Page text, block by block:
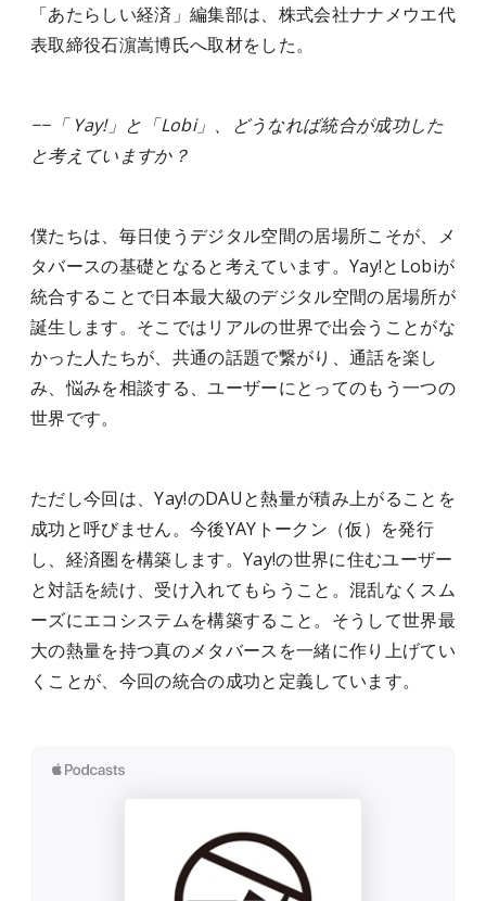
「あたらしい経済」編集部は、株式会社ナナメウエ代
表取締役石濵嵩博氏へ取材をした。
−−「 Yay!」と「Lobi」、どうなれば統合が成功した
と考えていますか？
僕たちは、毎日使うデジタル空間の居場所こそが、メ
タバースの基礎となると考えています。Yay!とLobiが
統合することで日本最大級のデジタル空間の居場所が
誕生します。そこではリアルの世界で出会うことがな
かった人たちが、共通の話題で繋がり、通話を楽し
み、悩みを相談する、ユーザーにとってのもう一つの
世界です。
ただし今回は、Yay!のDAUと熱量が積み上がることを
成功と呼びません。今後YAYトークン（仮）を発行
し、経済圏を構築します。Yay!の世界に住むユーザー
と対話を続け、受け入れてもらうこと。混乱なくスム
ーズにエコシステムを構築すること。そうして世界最
大の熱量を持つ真のメタバースを一緒に作り上げてい
くことが、今回の統合の成功と定義しています。